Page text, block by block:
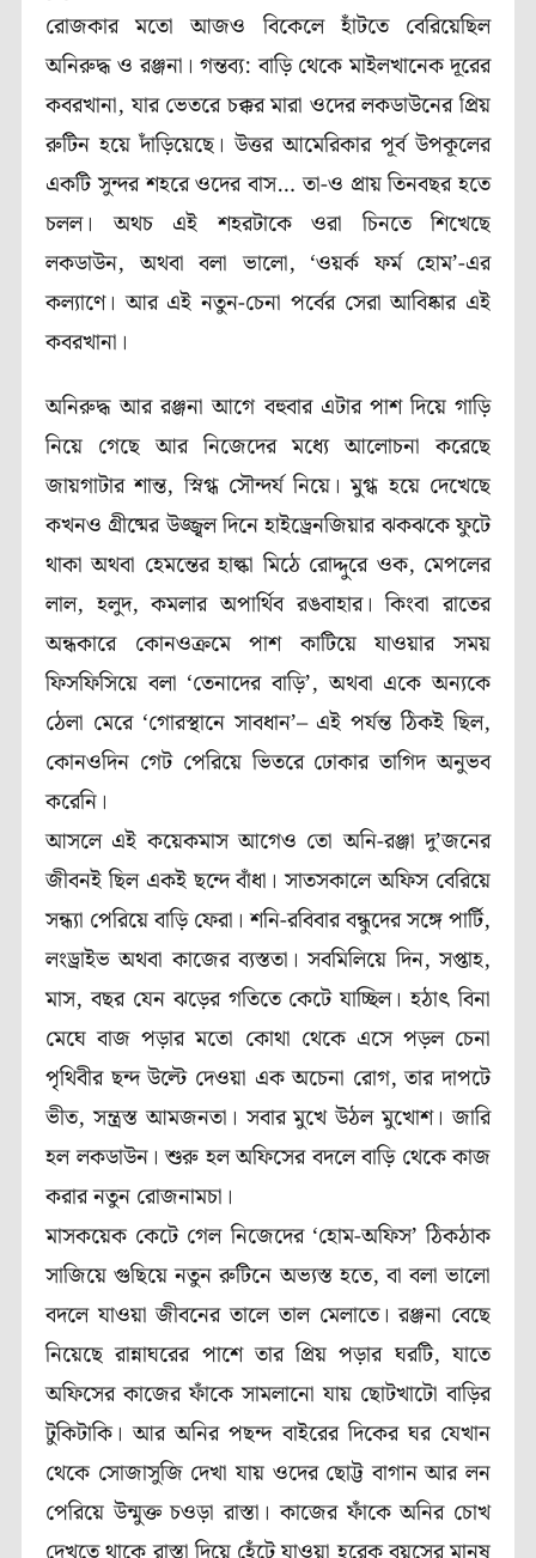
রোজকার মতো আজও বিকেলে হাঁটতে বেরিয়েছিল
অনিরুদ্ধ ও রঞ্জনা। গন্তব্য: বাড়ি থেকে মাইলখানেক দূরের
কবরখানা, যার ভেতরে চক্কর মারা ওদের লকডাউনের প্রিয়
রুটিন হয়ে দাঁড়িয়েছে। উত্তর আমেরিকার পূর্ব উপকূলের
একটি সুন্দর শহরে ওদের বাস… তা-ও প্রায় তিনবছর হতে
চলল। অথচ এই শহরটাকে ওরা চিনতে শিখেছে
লকডাউন, অথবা বলা ভালো, ‘ওয়র্ক ফর্ম হোম’-এর
কল্যাণে। আর এই নতুন-চেনা পর্বের সেরা আবিষ্কার এই
কবরখানা।
অনিরুদ্ধ আর রঞ্জনা আগে বহুবার এটার পাশ দিয়ে গাড়ি
নিয়ে গেছে আর নিজেদের মধ্যে আলোচনা করেছে
জায়গাটার শান্ত, স্নিগ্ধ সৌন্দর্য নিয়ে। মুগ্ধ হয়ে দেখেছে
কখনও গ্রীষ্মের উজ্জ্বল দিনে হাইড্রেনজিয়ার ঝকঝকে ফুটে
থাকা অথবা হেমন্তের হাল্কা মিঠে রোদ্দুরে ওক, মেপলের
লাল, হলুদ, কমলার অপার্থিব রঙবাহার। কিংবা রাতের
অন্ধকারে কোনওক্রমে পাশ কাটিয়ে যাওয়ার সময়
ফিসফিসিয়ে বলা ‘তেনাদের বাড়ি’, অথবা একে অন্যকে
ঠেলা মেরে ‘গোরস্থানে সাবধান’– এই পর্যন্ত ঠিকই ছিল,
কোনওদিন গেট পেরিয়ে ভিতরে ঢোকার তাগিদ অনুভব
করেনি।
আসলে এই কয়েকমাস আগেও তো অনি-রঞ্জা দু’জনের
জীবনই ছিল একই ছন্দে বাঁধা। সাতসকালে অফিস বেরিয়ে
সন্ধ্যা পেরিয়ে বাড়ি ফেরা। শনি-রবিবার বন্ধুদের সঙ্গে পার্টি,
লংড্রাইভ অথবা কাজের ব্যস্ততা। সবমিলিয়ে দিন, সপ্তাহ,
মাস, বছর যেন ঝড়ের গতিতে কেটে যাচ্ছিল। হঠাৎ বিনা
মেঘে বাজ পড়ার মতো কোথা থেকে এসে পড়ল চেনা
পৃথিবীর ছন্দ উল্টে দেওয়া এক অচেনা রোগ, তার দাপটে
ভীত, সন্ত্রস্ত আমজনতা। সবার মুখে উঠল মুখোশ। জারি
হল লকডাউন। শুরু হল অফিসের বদলে বাড়ি থেকে কাজ
করার নতুন রোজনামচা।
মাসকয়েক কেটে গেল নিজেদের ‘হোম-অফিস’ ঠিকঠাক
সাজিয়ে গুছিয়ে নতুন রুটিনে অভ্যস্ত হতে, বা বলা ভালো
বদলে যাওয়া জীবনের তালে তাল মেলাতে। রঞ্জনা বেছে
নিয়েছে রান্নাঘরের পাশে তার প্রিয় পড়ার ঘরটি, যাতে
অফিসের কাজের ফাঁকে সামলানো যায় ছোটখাটো বাড়ির
টুকিটাকি। আর অনির পছন্দ বাইরের দিকের ঘর যেখান
থেকে সোজাসুজি দেখা যায় ওদের ছোট্ট বাগান আর লন
পেরিয়ে উন্মুক্ত চওড়া রাস্তা। কাজের ফাঁকে অনির চোখ